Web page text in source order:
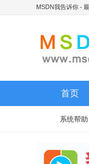
MSDN我告诉你 -
首页
系统帮助